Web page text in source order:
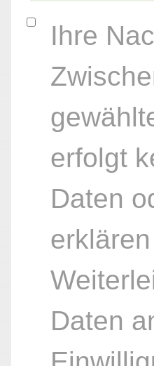
Ihre
erfolgt
Daten
Daten